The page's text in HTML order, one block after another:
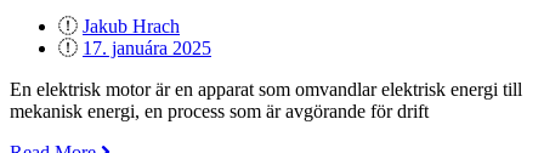
Jakub Hrach
Posted
17. januára 2025
En elektrisk motor är en apparat som omvandlar elektrisk energi till
mekanisk energi, en process som är avgörande för drift